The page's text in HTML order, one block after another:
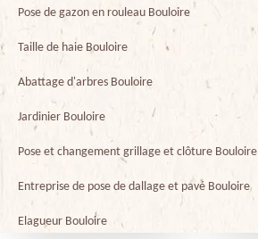
Pose de gazon en rouleau Bouloire
Taille de haie Bouloire
Abattage d'arbres Bouloire
Jardinier Bouloire
Pose et changement grillage et clôture Bouloire
Entreprise de pose de dallage et pavé Bouloire
Elagueur Bouloire